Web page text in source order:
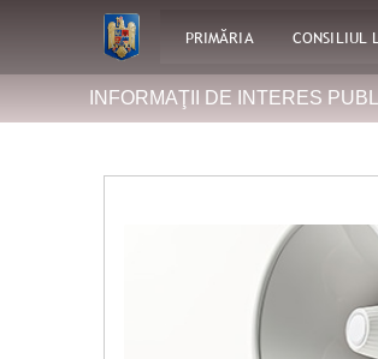
PRIMĂRIA CONSILIUL
INFORMAŢII DE INTERES